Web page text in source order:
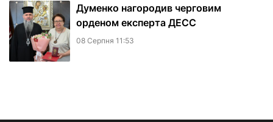
Думенко нагородив черговим
орденом експерта ДЕСС
08 Серпня 11:53